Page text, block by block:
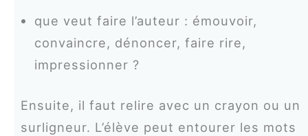
que veut faire l’auteur : émouvoir,
convaincre, dénoncer, faire rire,
impressionner ?
Ensuite, il faut relire avec un crayon ou un
surligneur. L’élève peut entourer les mots